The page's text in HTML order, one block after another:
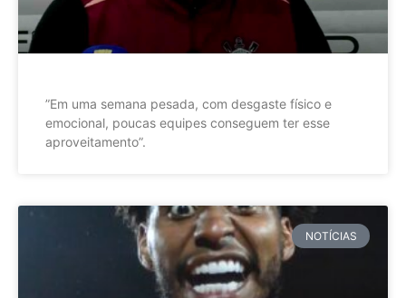
”Em uma semana pesada, com desgaste físico e
emocional, poucas equipes conseguem ter esse
aproveitamento”.
NOTÍCIAS